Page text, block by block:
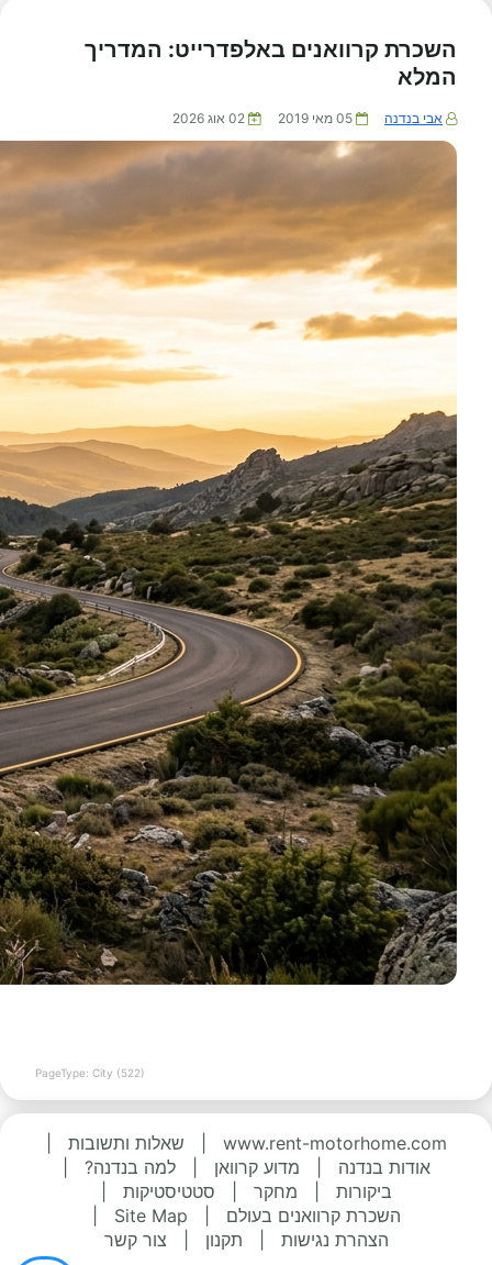
השכרת קרוואנים באלפדרייט: המדריך
המלא
אבי בנדנה 05 מאי 2019 02 אוג 2026
PageType: City (522)
www.rent-motorhome.com שאלות ותשובות
אודות בנדנה
מדוע קרוואן למה בנדנה?
ביקורות
מחקר סטטיסטיקות
השכרת קרוואנים בעולם
Site Map
הצהרת נגישות
תקנון צור קשר